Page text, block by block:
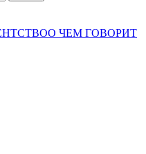
О ЧЕМ ГОВОРИТ